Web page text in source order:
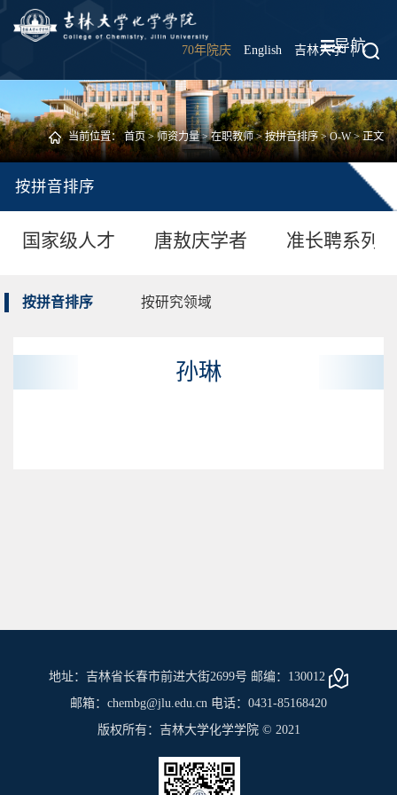
70年院庆 English 吉林大学 |
导航
当前位置：首页>师资力量>在职教师>按拼音排序>O-W> 正文
按拼音排序
国家级人才 唐敖庆学者 准长聘系列
按拼音排序 按研究领域
孙琳
地址：吉林省长春市前进大街2699号 邮编：130012
邮箱：chembg@jlu.edu.cn 电话：0431-85168420
版权所有：吉林大学化学学院 © 2021